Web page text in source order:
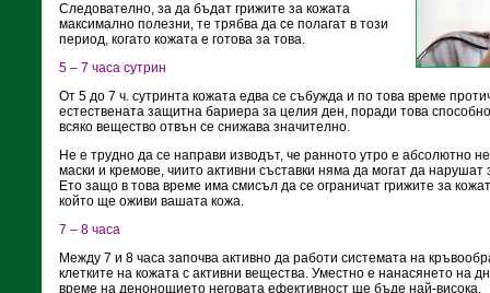
Следователно, за да бъдат грижите за кожата
максимално полезни, те трябва да се полагат в този
период, когато кожата е готова за това.
5 – 7 часа сутрин
От 5 до 7 ч. сутринта кожата едва се събужда и по това време
естествената защитна бариера за целия ден, поради това
всяко вещество отвън се снижава значително.
Не е трудно да се направи изводът, че ранното утро е абсолютно
маски и кремове, чиито активни съставки няма да могат да
Ето защо в това време има смисъл да се ограничат грижите за
който ще оживи вашата кожа.
7 – 8 часа
Между 7 и 8 часа започва активно да работи системата на
клетките на кожата с активни вещества. Уместно е нанасянето на
време на денонощието неговата ефективност ще бъде най-висока.